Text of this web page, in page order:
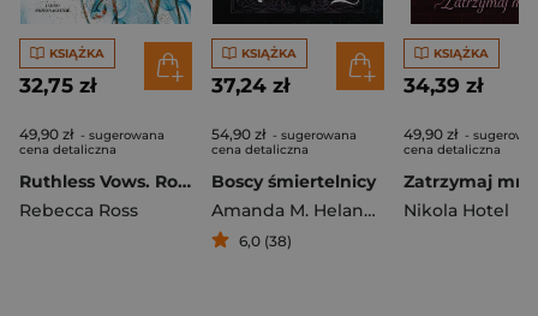
KSIĄŻKA
32,75 zł
49,90 zł - sugerowana
cena detaliczna
Ruthless Vows. Rozdzieleni przez wojnę. Letters of Enchantment. Tom 2
Rebecca Ross
KSIĄŻKA
37,24 zł
54,90 zł - sugerowana
cena detaliczna
Boscy śmiertelnicy
Amanda M. Helander
6,0 (38)
KSIĄŻKA
34,39 zł
49,90 zł -
cena detaliczna
Nikola Hotel